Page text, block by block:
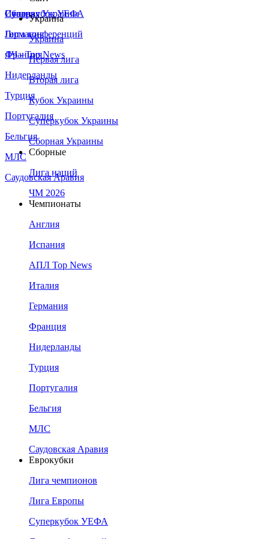
Сборная Украины
Италия
Германия
Франция
Нидерланды
Турция
Португалия
Бельгия
МЛС
Саудовская Аравия
Суперкубок УЕФА
Лига конференций
ЛЧ - Top News
Украина
Украина
Первая лига
Вторая лига
Кубок Украины
Суперкубок Украины
Сборная Украины
Сборные
Лига наций
ЧМ 2026
Чемпионаты
Англия
Испания
АПЛ Top News
Италия
Германия
Франция
Нидерланды
Турция
Португалия
Бельгия
МЛС
Саудовская Аравия
Еврокубки
Лига чемпионов
Лига Европы
Суперкубок УЕФА